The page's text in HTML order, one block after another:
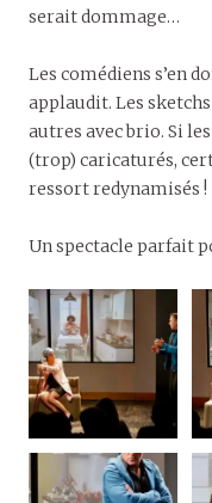
serait dommage…
Les comédiens s’en
applaudit. Les
autres avec brio. Si
(trop) caricaturés,
ressort redynamisés !
Un spectacle parfait